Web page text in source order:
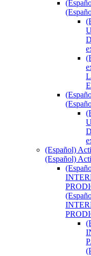
(Español)
(Español)